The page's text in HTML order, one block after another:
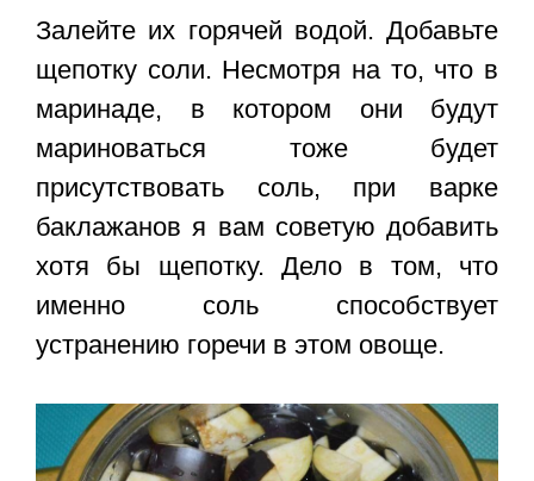
Залейте их горячей водой. Добавьте
щепотку соли. Несмотря на то, что в
маринаде, в котором они будут
мариноваться тоже будет
присутствовать соль, при варке
баклажанов я вам советую добавить
хотя бы щепотку. Дело в том, что
именно соль способствует
устранению горечи в этом овоще.